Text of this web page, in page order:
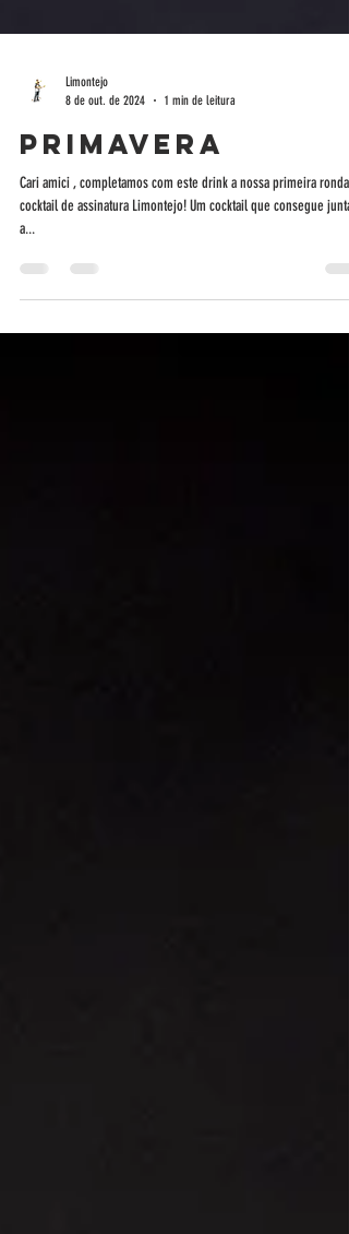
8 de out. de 2024
1 min de leitura
Primavera
Cari amici , completamos com este drink a nossa primeira ronda
a...